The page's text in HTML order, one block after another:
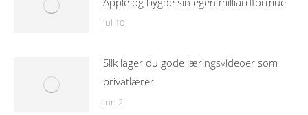
jul 10
Slik lager du gode læringsvideoer som
privatlærer
jun 2